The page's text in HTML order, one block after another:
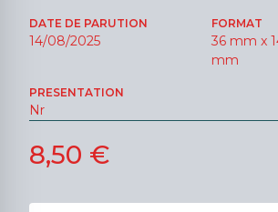
DATE DE PARUTION
14/08/2025
FORMAT
36 mm x
mm
PRESENTATION
Nr
8,50 €